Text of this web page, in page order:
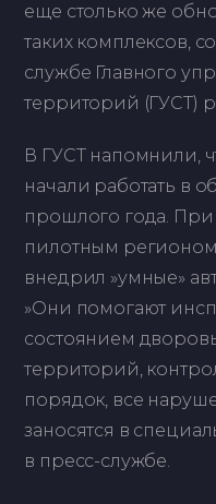
еще столько же
таких комплексов,
службе Главного
территорий (ГУСТ)
В ГУСТ напомнили,
начали работать в
прошлого года. При
пилотным
внедрил »умные»
»Они помогают
состоянием
территорий,
порядок, все
заносятся в
в пресс-службе.